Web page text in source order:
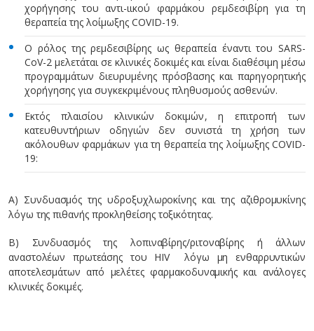
χορήγησης του αντι-ιικού φαρμάκου ρεμδεσιβίρη για τη
θεραπεία της λοίμωξης COVID-19.
Ο ρόλος της ρεμδεσιβίρης ως θεραπεία έναντι του SARS-
CoV-2 μελετάται σε κλινικές δοκιμές και είναι διαθέσιμη μέσω
προγραμμάτων διευρυμένης πρόσβασης και παρηγορητικής
χορήγησης για συγκεκριμένους πληθυσμούς ασθενών.
Εκτός πλαισίου κλινικών δοκιμών, η επιτροπή των
κατευθυντήριων οδηγιών δεν συνιστά τη χρήση των
ακόλουθων φαρμάκων για τη θεραπεία της λοίμωξης COVID-
19:
Α) Συνδυασμός της υδροξυχλωροκίνης και της αζιθρομυκίνης
λόγω της πιθανής προκληθείσης τοξικότητας.
Β) Συνδυασμός της λοπιναβίρης/ριτοναβίρης ή άλλων
αναστολέων πρωτεάσης του HIV λόγω μη ενθαρρυντικών
αποτελεσμάτων από μελέτες φαρμακοδυναμικής και ανάλογες
κλινικές δοκιμές.